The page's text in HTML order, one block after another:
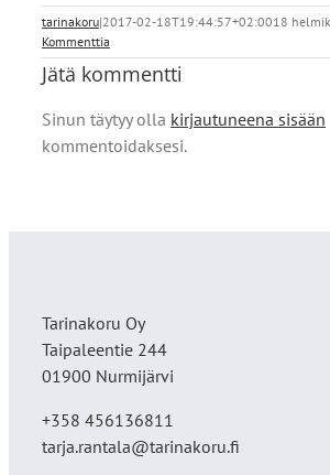
tarinakoru|2017-02-18T19:44:57+02:0018
Kommenttia
Jätä kommentti
Sinun täytyy olla kirjautuneena sisään
kommentoidaksesi.
Tarinakoru Oy
Taipaleentie 244
01900 Nurmijärvi
+358 456136811
tarja.rantala@tarinakoru.fi